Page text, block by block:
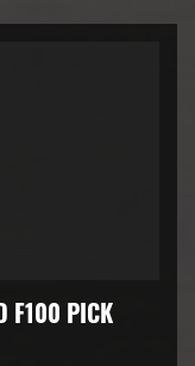
F100 PICK